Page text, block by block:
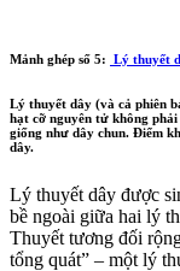
Mảnh ghép số 5: Lý thuyết
Lý thuyết dây (và cả phiên
hạt cỡ nguyên tử không
giống như dây chun. Điểm
dây.
Lý thuyết dây được
bề ngoài giữa hai lý
Thuyết tương đối
tổng quát” – một lý